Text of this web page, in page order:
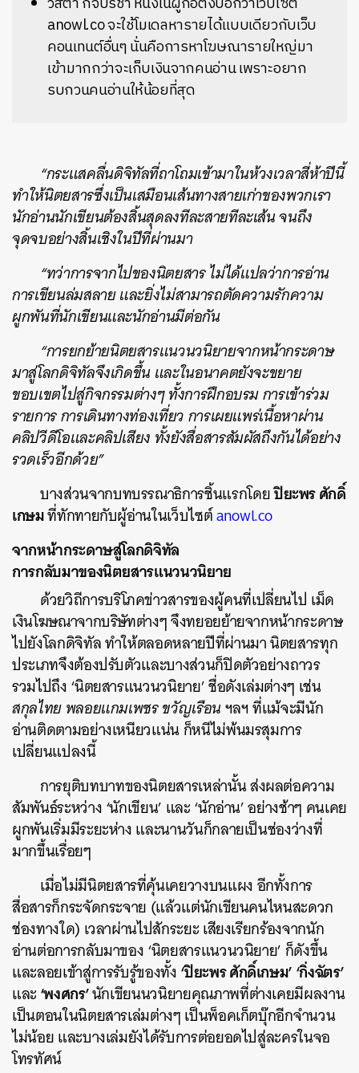
anowl.co จะใช้โมเดลหารายได้แบบเดียวกับเว็บ
คอนเทนต์อื่นๆ นั่นคือการหาโฆษณารายใหญ่มา
เข้ามากกว่าจะเก็บเงินจากคนอ่าน เพราะอยาก
รบกวนคนอ่านให้น้อยที่สุด
“กระแสคลื่นดิจิทัลที่ถาโถมเข้ามาในห้วงเวลาสี่ห้าปีนี้
ทำให้นิตยสารซึ่งเป็นเสมือนเส้นทางสายเก่าของพวกเรา
นักอ่านนักเขียนต้องสิ้นสุดลงทีละสายทีละเส้น จนถึง
จุดจบอย่างสิ้นเชิงในปีที่ผ่านมา
“ทว่าการจากไปของนิตยสาร ไม่ได้แปลว่าการอ่าน
การเขียนล่มสลาย และยิ่งไม่สามารถตัดความรักความ
ผูกพันที่นักเขียนและนักอ่านมีต่อกัน
“การยกย้ายนิตยสารแนวนวนิยายจากหน้ากระดาษ
มาสู่โลกดิจิทัลจึงเกิดขึ้น และในอนาคตยังจะขยาย
ขอบเขตไปสู่กิจกรรมต่างๆ ทั้งการฝึกอบรม การเข้าร่วม
รายการ การเดินทางท่องเที่ยว การเผยแพร่เนื้อหาผ่าน
คลิปวีดีโอและคลิปเสียง ทั้งยังสื่อสารสัมผัสถึงกันได้อย่าง
รวดเร็วอีกด้วย”
บางส่วนจากบทบรรณาธิการชิ้นแรกโดยปิยะพร ศักดิ์
เกษมที่ทักทายกับผู้อ่านในเว็บไซต์anowl.co
จากหน้ากระดาษสู่โลกดิจิทัล
การกลับมาของนิตยสารแนวนวนิยาย
ด้วยวิถีการบริโภคข่าวสารของผู้คนที่เปลี่ยนไป เม็ด
เงินโฆษณาจากบริษัทต่างๆ จึงทยอยย้ายจากหน้ากระดาษ
ไปยังโลกดิจิทัล ทำให้ตลอดหลายปีที่ผ่านมา นิตยสารทุก
ประเภทจึงต้องปรับตัวและบางส่วนก็ปิดตัวอย่างถาวร
รวมไปถึง ‘นิตยสารแนวนวนิยาย’ ชื่อดังเล่มต่างๆ เช่น
สกุลไทย พลอยแกมเพชร ขวัญเรือนฯลฯ ที่แม้จะมีนัก
อ่านติดตามอย่างเหนียวแน่น ก็หนีไม่พ้นมรสุมการ
เปลี่ยนแปลงนี้
การยุติบทบาทของนิตยสารเหล่านั้น ส่งผลต่อความ
สัมพันธ์ระหว่าง ‘นักเขียน’ และ ‘นักอ่าน’ อย่างช้าๆ คนเคย
ผูกพันเริ่มมีระยะห่าง และนานวันก็กลายเป็นช่องว่างที่
มากขึ้นเรื่อยๆ
เมื่อไม่มีนิตยสารที่คุ้นเคยวางบนแผง อีกทั้งการ
สื่อสารก็กระจัดกระจาย (แล้วแต่นักเขียนคนไหนสะดวก
ช่องทางใด) เวลาผ่านไปสักระยะ เสียงเรียกร้องจากนัก
อ่านต่อการกลับมาของ ‘นิตยสารแนวนวนิยาย’ ก็ดังขึ้น
และลอยเข้าสู่การรับรู้ของทั้ง‘ปิยะพร ศักดิ์เกษม’ ‘กิ่งฉัตร’
และ‘พงศกร’นักเขียนนวนิยายคุณภาพที่ต่างเคยมีผลงาน
เป็นตอนในนิตยสารเล่มต่างๆ เป็นพ็อคเก็ตบุ๊กอีกจำนวน
ไม่น้อย และบางเล่มยังได้รับการต่อยอดไปสู่ละครในจอ
โทรทัศน์